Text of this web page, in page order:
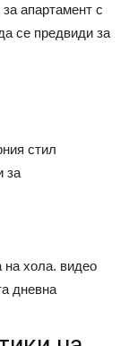
апартамент с
се предвиди за
стил
за
хола. видео
дневна